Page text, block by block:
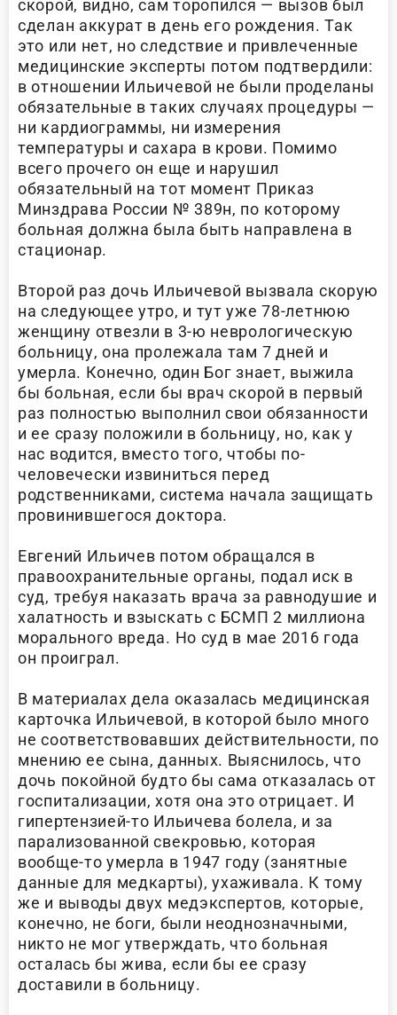
скорой, видно, сам торопился — вызов был
сделан аккурат в день его рождения. Так
это или нет, но следствие и привлеченные
медицинские эксперты потом подтвердили:
в отношении Ильичевой не были проделаны
обязательные в таких случаях процедуры —
ни кардиограммы, ни измерения
температуры и сахара в крови. Помимо
всего прочего он еще и нарушил
обязательный на тот момент Приказ
Минздрава России № 389н, по которому
больная должна была быть направлена в
стационар.
Второй раз дочь Ильичевой вызвала скорую
на следующее утро, и тут уже 78-летнюю
женщину отвезли в 3-ю неврологическую
больницу, она пролежала там 7 дней и
умерла. Конечно, один Бог знает, выжила
бы больная, если бы врач скорой в первый
раз полностью выполнил свои обязанности
и ее сразу положили в больницу, но, как у
нас водится, вместо того, чтобы по-
человечески извиниться перед
родственниками, система начала защищать
провинившегося доктора.
Евгений Ильичев потом обращался в
правоохранительные органы, подал иск в
суд, требуя наказать врача за равнодушие и
халатность и взыскать с БСМП 2 миллиона
морального вреда. Но суд в мае 2016 года
он проиграл.
В материалах дела оказалась медицинская
карточка Ильичевой, в которой было много
не соответствовавших действительности, по
мнению ее сына, данных. Выяснилось, что
дочь покойной будто бы сама отказалась от
госпитализации, хотя она это отрицает. И
гипертензией-то Ильичева болела, и за
парализованной свекровью, которая
вообще-то умерла в 1947 году (занятные
данные для медкарты), ухаживала. К тому
же и выводы двух медэкспертов, которые,
конечно, не боги, были неоднозначными,
никто не мог утверждать, что больная
осталась бы жива, если бы ее сразу
доставили в больницу.